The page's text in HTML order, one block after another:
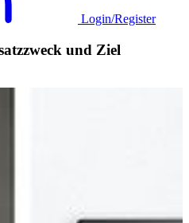
Login/Register
und Ziel